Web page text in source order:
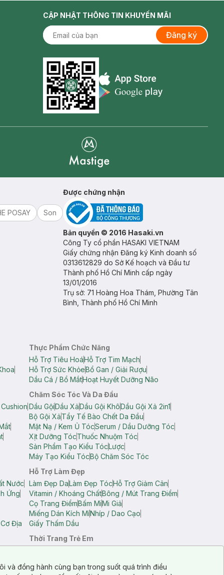
CẬP NHẬT THÔNG TIN KHUYẾN MÃI
Đăng ký
Appstore icon
POSAY Son
Được chứng nhận
Bản quyền © 2016 Hasaki.vn
Công Ty cổ phần HASAKI VIETNAM
Giấy chứng nhận Đăng ký Kinh doanh số
0313612829 do Sở Kế hoạch và Đầu tư
Thành phố Hồ Chí Minh cấp ngày
13/01/2016
Trụ sở: 71 Hoàng Hoa Thám, Phường Tân
Bình, Thành phố Hồ Chí Minh
Thực Phẩm Chức Năng
Hỗ Trợ Tiêu HoáHỗ Trợ Tim Mạch
Hỗ Trợ Sức KhỏeBổ Gan / Giải Rượu
Dầu Cá / Bổ MắtHoạt Huyết Dưỡng Não
Chăm Sóc Tóc Và Da Đầu
Dầu GộiDầu XảDầu Gội KhôDầu Gội Xả 2in1
Bộ Gội XảTẩy Tế Bào Chết Da Đầu
Mặt Nạ / Kem Ủ TócSerum / Dầu Dưỡng Tóc
Xịt Dưỡng TócThuốc Nhuộm Tóc
Sản Phẩm Tạo Kiểu TócLược
Máy Tạo Kiểu TócBộ Chăm Sóc Tóc
Nước
Ứng
Địa
Hỗ Trợ Làm Đẹp
Làm Đẹp DaLàm Đẹp TócHỗ Trợ Giảm Cân
Vitamin / Khoáng ChấtBông / Mút Trang Điểm
Cọ Trang ĐiểmBấm MiMi Giả
Miếng Dán Kích MíNhíp / Dao Cạo
Giấy Thấm Dầu
Thời Trang Trẻ Em
và đồng hành cùng bạn trong suốt quá trình điều